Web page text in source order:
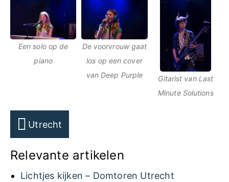
Een solo op de
piano
De voorvrouw gaat
los op een cover
van Deep Purple
Gitarist van Last
Minute Solutions
Utrecht
Relevante artikelen
Lichtjes kijken – Domtoren Utrecht